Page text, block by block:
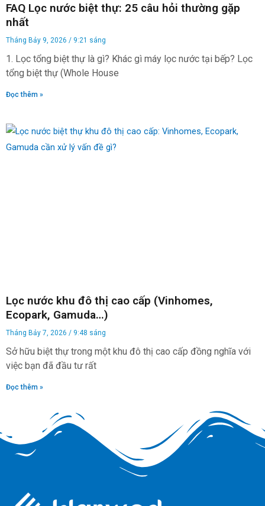
FAQ Lọc nước biệt thự: 25 câu hỏi thường gặp
nhất
Tháng Bảy 9, 2026 9:21 sáng
1. Lọc tổng biệt thự là gì? Khác gì máy lọc nước tại bếp? Lọc
tổng biệt thự (Whole House
Đọc thêm »
Lọc nước khu đô thị cao cấp (Vinhomes,
Ecopark, Gamuda…)
Tháng Bảy 7, 2026 9:48 sáng
Sở hữu biệt thự trong một khu đô thị cao cấp đồng nghĩa với
việc bạn đã đầu tư rất
Đọc thêm »